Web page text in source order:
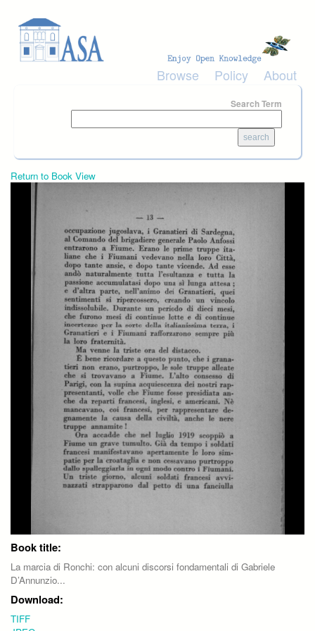
Browse Policy About
Search Term
Return to Book View
Book title:
La marcia di Ronchi: con alcuni discorsi fondamentali di Gabriele
D’Annunzio...
Download:
TIFF